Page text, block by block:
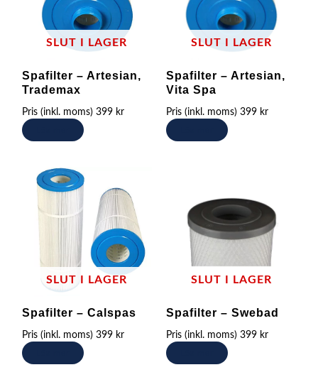
SLUT I LAGER
Spafilter – Artesian,
Trademax
Pris (inkl. moms) 399 kr
SLUT I LAGER
Spafilter – Artesian,
Vita Spa
Pris (inkl. moms) 399 kr
SLUT I LAGER
Spafilter – Calspas
Pris (inkl. moms) 399 kr
SLUT I LAGER
Spafilter – Swebad
Pris (inkl. moms) 399 kr